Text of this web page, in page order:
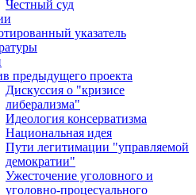
Честный суд
указатель
предыдущего проекта
Дискуссия о "кризисе
либерализма"
Идеология консерватизма
Национальная идея
Пути легитимации "управляемой
демократии"
Ужесточение уголовного и
уголовно-процесуального